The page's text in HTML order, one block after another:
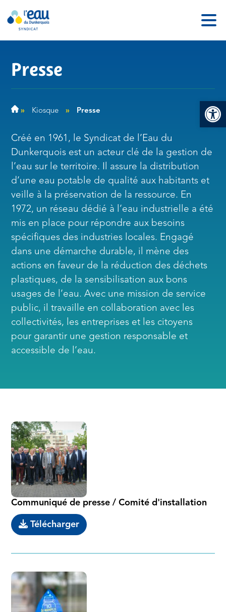
Presse
» Kiosque » Presse
Créé en 1961, le Syndicat de l’Eau du
Dunkerquois est un acteur clé de la gestion de
l’eau sur le territoire. Il assure la distribution
d’une eau potable de qualité aux habitants et
veille à la préservation de la ressource. En
1972, un réseau dédié à l’eau industrielle a été
mis en place pour répondre aux besoins
spécifiques des industries locales. Engagé
dans une démarche durable, il mène des
actions en faveur de la réduction des déchets
plastiques, de la sensibilisation aux bons
usages de l’eau. Avec une mission de service
public, il travaille en collaboration avec les
collectivités, les entreprises et les citoyens
pour garantir une gestion responsable et
accessible de l’eau.
Communiqué de presse / Comité d'installation
Télécharger